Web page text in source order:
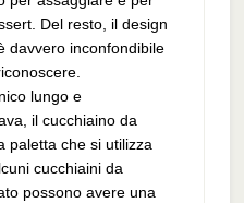
Del resto, il design
davvero inconfondibile
lungo e
il cucchiaino da
paletta che si utilizza
cucchiaini da
possono avere una